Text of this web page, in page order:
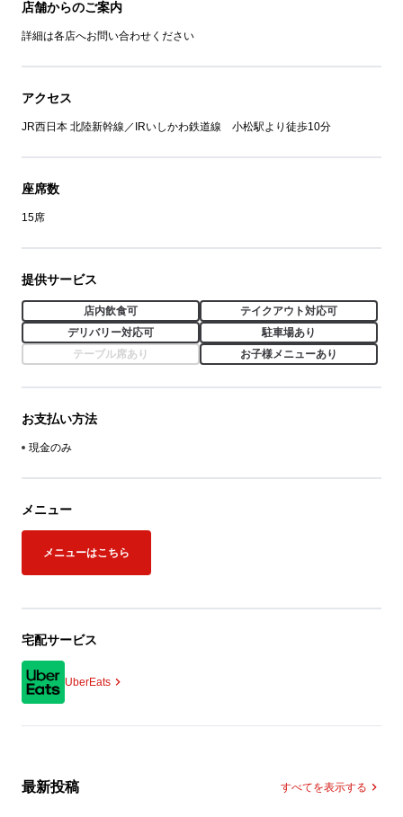
店舗からのご案内
詳細は各店へお問い合わせください
アクセス
JR西日本 北陸新幹線／IRいしかわ鉄道線 小松駅より徒歩10分
座席数
15席
提供サービス
店内飲食可
テイクアウト対応可
デリバリー対応可
駐車場あり
テーブル席あり
お子様メニューあり
お支払い方法
現金のみ
メニュー
メニューはこちら
宅配サービス
UberEats
最新投稿 すべてを表示する